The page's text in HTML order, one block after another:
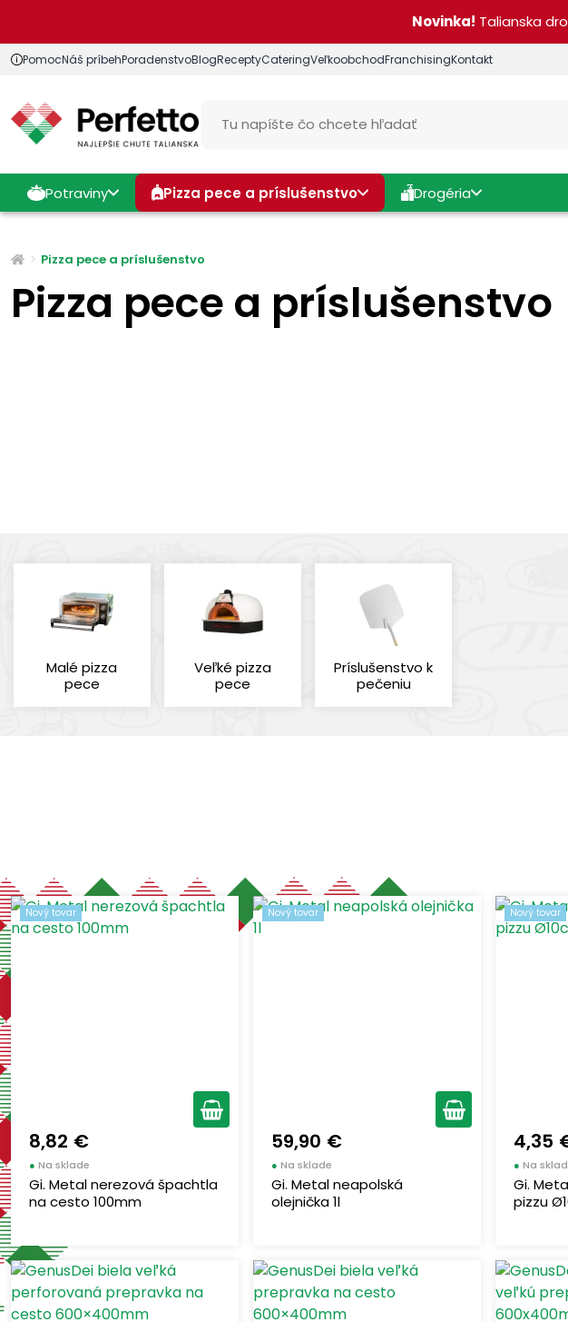
Novinka! Talianska
PomocNáš príbehPoradenstvoBlogReceptyCateringVeľkoobchodFranchisingKontakt
Potraviny Pizza pece a príslušenstvo Drogéria
Pizza pece a príslušenstvo
Pizza pece a príslušenstvo
Malé pizza
pece
Veľké pizza
pece
Príslušenstvo k
pečeniu
GENUSDEI (7)
VALORIANI(34)
Nový tovar
8,82 €
● Na sklade
Gi. Metal nerezová špachtla
na cesto 100mm
Nový tovar
59,90 €
●Na sklade
Gi. Metal neapolská
olejnička 1l
Nový tovar
4,35
●Na
Gi.
pizzu